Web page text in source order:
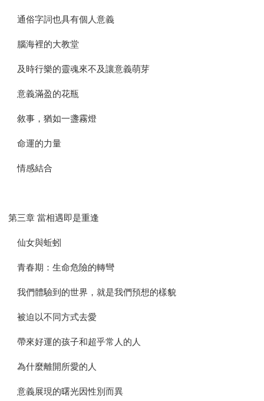
通俗字詞也具有個人意義
腦海裡的大教堂
及時行樂的靈魂來不及讓意義萌芽
意義滿盈的花瓶
敘事，猶如一盞霧燈
命運的力量
情感結合
第三章 當相遇即是重逢
仙女與蚯蚓
青春期：生命危險的轉彎
我們體驗到的世界，就是我們預想的樣貌
被迫以不同方式去愛
帶來好運的孩子和超乎常人的人
為什麼離開所愛的人
意義展現的曙光因性別而異